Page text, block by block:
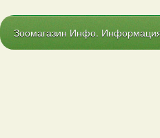
Зоомагазин Инфо.